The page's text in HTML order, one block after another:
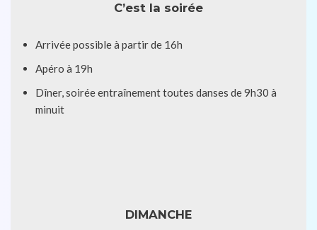
C’est la soirée
Arrivée possible à partir de 16h
Apéro à 19h
Dîner, soirée entraînement toutes danses de 9h30 à
minuit
DIMANCHE